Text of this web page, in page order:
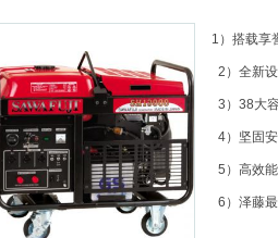
1）搭载享
2）全新
3）38大
4）坚固
5）高效
6）泽藤